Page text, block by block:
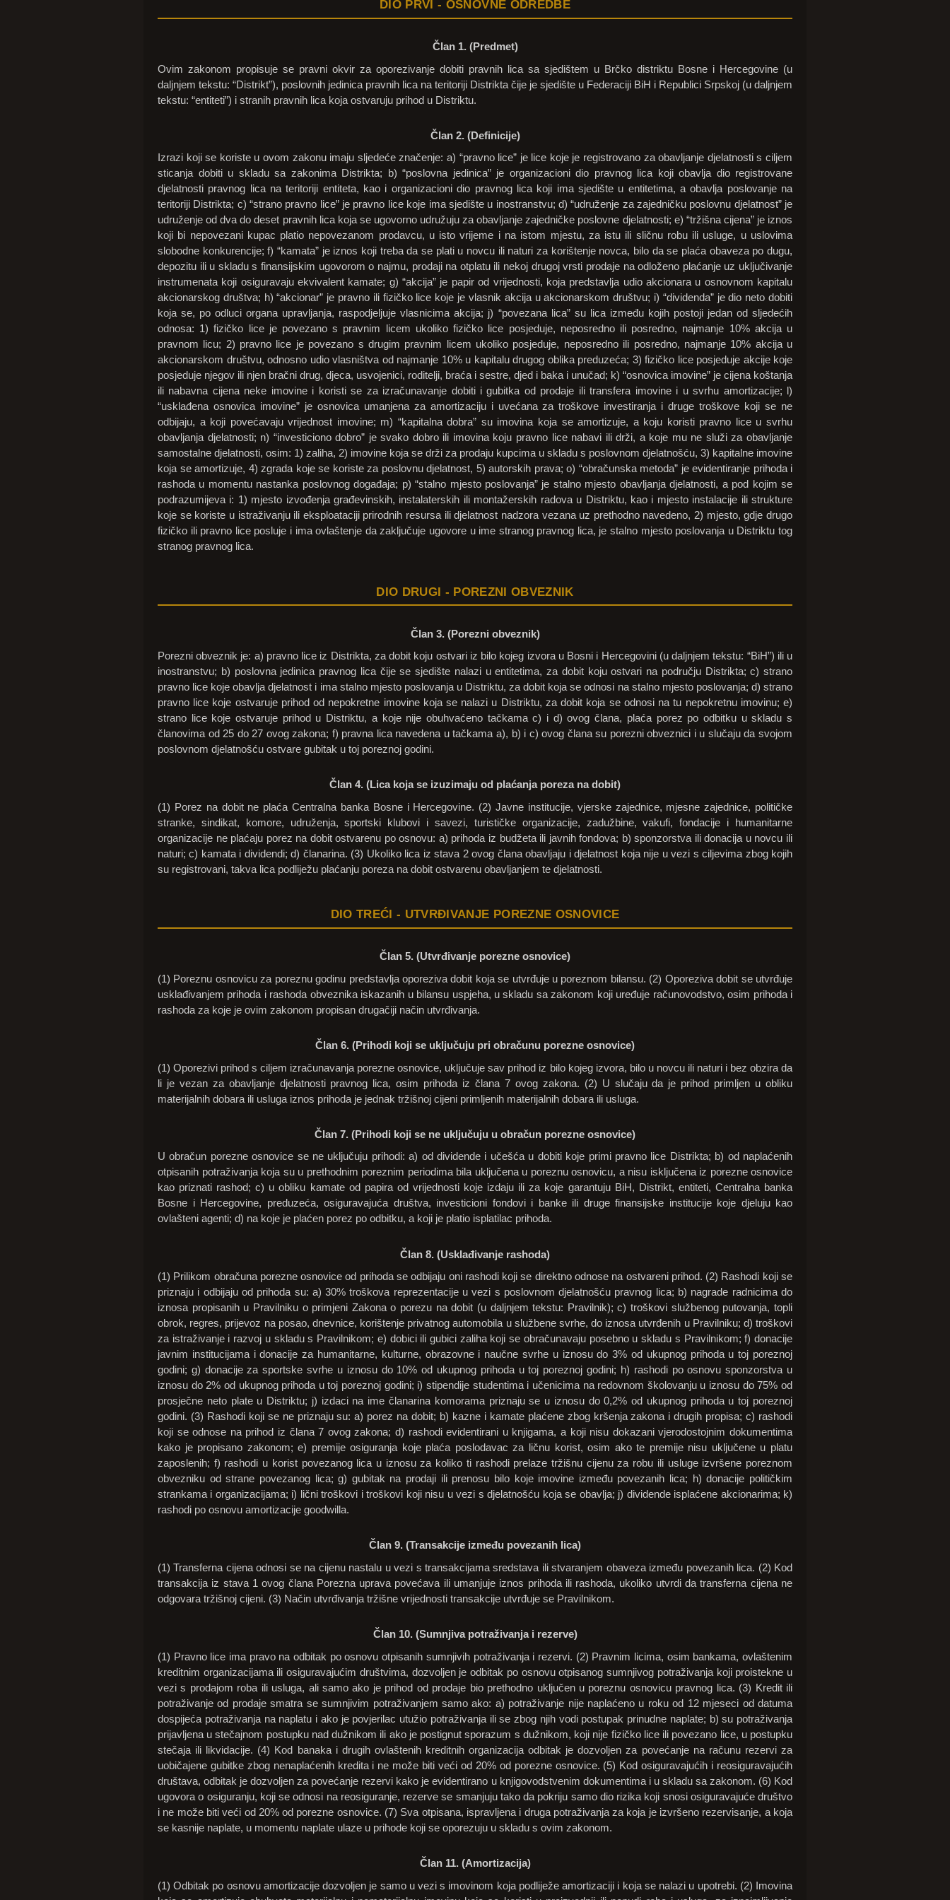
DIO PRVI - OSNOVNE ODREDBE
Član 1. (Predmet)
Ovim zakonom propisuje se pravni okvir za oporezivanje dobiti pravnih lica sa sjedištem u Brčko distriktu Bosne i Hercegovine (u
daljnjem tekstu: “Distrikt”), poslovnih jedinica pravnih lica na teritoriji Distrikta čije je sjedište u Federaciji BiH i Republici Srpskoj (u daljnjem
tekstu: “entiteti”) i stranih pravnih lica koja ostvaruju prihod u Distriktu.
Član 2. (Definicije)
Izrazi koji se koriste u ovom zakonu imaju sljedeće značenje: a) “pravno lice” je lice koje je registrovano za obavljanje djelatnosti s ciljem
sticanja dobiti u skladu sa zakonima Distrikta; b) “poslovna jedinica” je organizacioni dio pravnog lica koji obavlja dio registrovane
djelatnosti pravnog lica na teritoriji entiteta, kao i organizacioni dio pravnog lica koji ima sjedište u entitetima, a obavlja poslovanje na
teritoriji Distrikta; c) “strano pravno lice” je pravno lice koje ima sjedište u inostranstvu; d) “udruženje za zajedničku poslovnu djelatnost” je
udruženje od dva do deset pravnih lica koja se ugovorno udružuju za obavljanje zajedničke poslovne djelatnosti; e) “tržišna cijena” je iznos
koji bi nepovezani kupac platio nepovezanom prodavcu, u isto vrijeme i na istom mjestu, za istu ili sličnu robu ili usluge, u uslovima
slobodne konkurencije; f) “kamata” je iznos koji treba da se plati u novcu ili naturi za korištenje novca, bilo da se plaća obaveza po dugu,
depozitu ili u skladu s finansijskim ugovorom o najmu, prodaji na otplatu ili nekoj drugoj vrsti prodaje na odloženo plaćanje uz uključivanje
instrumenata koji osiguravaju ekvivalent kamate; g) “akcija” je papir od vrijednosti, koja predstavlja udio akcionara u osnovnom kapitalu
akcionarskog društva; h) “akcionar” je pravno ili fizičko lice koje je vlasnik akcija u akcionarskom društvu; i) “dividenda” je dio neto dobiti
koja se, po odluci organa upravljanja, raspodjeljuje vlasnicima akcija; j) “povezana lica” su lica između kojih postoji jedan od sljedećih
odnosa: 1) fizičko lice je povezano s pravnim licem ukoliko fizičko lice posjeduje, neposredno ili posredno, najmanje 10% akcija u
pravnom licu; 2) pravno lice je povezano s drugim pravnim licem ukoliko posjeduje, neposredno ili posredno, najmanje 10% akcija u
akcionarskom društvu, odnosno udio vlasništva od najmanje 10% u kapitalu drugog oblika preduzeća; 3) fizičko lice posjeduje akcije koje
posjeduje njegov ili njen bračni drug, djeca, usvojenici, roditelji, braća i sestre, djed i baka i unučad; k) “osnovica imovine” je cijena koštanja
ili nabavna cijena neke imovine i koristi se za izračunavanje dobiti i gubitka od prodaje ili transfera imovine i u svrhu amortizacije; l)
“usklađena osnovica imovine” je osnovica umanjena za amortizaciju i uvećana za troškove investiranja i druge troškove koji se ne
odbijaju, a koji povećavaju vrijednost imovine; m) “kapitalna dobra” su imovina koja se amortizuje, a koju koristi pravno lice u svrhu
obavljanja djelatnosti; n) “investiciono dobro” je svako dobro ili imovina koju pravno lice nabavi ili drži, a koje mu ne služi za obavljanje
samostalne djelatnosti, osim: 1) zaliha, 2) imovine koja se drži za prodaju kupcima u skladu s poslovnom djelatnošću, 3) kapitalne imovine
koja se amortizuje, 4) zgrada koje se koriste za poslovnu djelatnost, 5) autorskih prava; o) “obračunska metoda” je evidentiranje prihoda i
rashoda u momentu nastanka poslovnog događaja; p) “stalno mjesto poslovanja” je stalno mjesto obavljanja djelatnosti, a pod kojim se
podrazumijeva i: 1) mjesto izvođenja građevinskih, instalaterskih ili montažerskih radova u Distriktu, kao i mjesto instalacije ili strukture
koje se koriste u istraživanju ili eksploataciji prirodnih resursa ili djelatnost nadzora vezana uz prethodno navedeno, 2) mjesto, gdje drugo
fizičko ili pravno lice posluje i ima ovlaštenje da zaključuje ugovore u ime stranog pravnog lica, je stalno mjesto poslovanja u Distriktu tog
stranog pravnog lica.
DIO DRUGI - POREZNI OBVEZNIK
Član 3. (Porezni obveznik)
Porezni obveznik je: a) pravno lice iz Distrikta, za dobit koju ostvari iz bilo kojeg izvora u Bosni i Hercegovini (u daljnjem tekstu: “BiH”) ili u
inostranstvu; b) poslovna jedinica pravnog lica čije se sjedište nalazi u entitetima, za dobit koju ostvari na području Distrikta; c) strano
pravno lice koje obavlja djelatnost i ima stalno mjesto poslovanja u Distriktu, za dobit koja se odnosi na stalno mjesto poslovanja; d) strano
pravno lice koje ostvaruje prihod od nepokretne imovine koja se nalazi u Distriktu, za dobit koja se odnosi na tu nepokretnu imovinu; e)
strano lice koje ostvaruje prihod u Distriktu, a koje nije obuhvaćeno tačkama c) i d) ovog člana, plaća porez po odbitku u skladu s
članovima od 25 do 27 ovog zakona; f) pravna lica navedena u tačkama a), b) i c) ovog člana su porezni obveznici i u slučaju da svojom
poslovnom djelatnošću ostvare gubitak u toj poreznoj godini.
Član 4. (Lica koja se izuzimaju od plaćanja poreza na dobit)
(1) Porez na dobit ne plaća Centralna banka Bosne i Hercegovine. (2) Javne institucije, vjerske zajednice, mjesne zajednice, političke
stranke, sindikat, komore, udruženja, sportski klubovi i savezi, turističke organizacije, zadužbine, vakufi, fondacije i humanitarne
organizacije ne plaćaju porez na dobit ostvarenu po osnovu: a) prihoda iz budžeta ili javnih fondova; b) sponzorstva ili donacija u novcu ili
naturi; c) kamata i dividendi; d) članarina. (3) Ukoliko lica iz stava 2 ovog člana obavljaju i djelatnost koja nije u vezi s ciljevima zbog kojih
su registrovani, takva lica podliježu plaćanju poreza na dobit ostvarenu obavljanjem te djelatnosti.
DIO TREĆI - UTVRĐIVANJE POREZNE OSNOVICE
Član 5. (Utvrđivanje porezne osnovice)
(1) Poreznu osnovicu za poreznu godinu predstavlja oporeziva dobit koja se utvrđuje u poreznom bilansu. (2) Oporeziva dobit se utvrđuje
usklađivanjem prihoda i rashoda obveznika iskazanih u bilansu uspjeha, u skladu sa zakonom koji uređuje računovodstvo, osim prihoda i
rashoda za koje je ovim zakonom propisan drugačiji način utvrđivanja.
Član 6. (Prihodi koji se uključuju pri obračunu porezne osnovice)
(1) Oporezivi prihod s ciljem izračunavanja porezne osnovice, uključuje sav prihod iz bilo kojeg izvora, bilo u novcu ili naturi i bez obzira da
li je vezan za obavljanje djelatnosti pravnog lica, osim prihoda iz člana 7 ovog zakona. (2) U slučaju da je prihod primljen u obliku
materijalnih dobara ili usluga iznos prihoda je jednak tržišnoj cijeni primljenih materijalnih dobara ili usluga.
Član 7. (Prihodi koji se ne uključuju u obračun porezne osnovice)
U obračun porezne osnovice se ne uključuju prihodi: a) od dividende i učešća u dobiti koje primi pravno lice Distrikta; b) od naplaćenih
otpisanih potraživanja koja su u prethodnim poreznim periodima bila uključena u poreznu osnovicu, a nisu isključena iz porezne osnovice
kao priznati rashod; c) u obliku kamate od papira od vrijednosti koje izdaju ili za koje garantuju BiH, Distrikt, entiteti, Centralna banka
Bosne i Hercegovine, preduzeća, osiguravajuća društva, investicioni fondovi i banke ili druge finansijske institucije koje djeluju kao
ovlašteni agenti; d) na koje je plaćen porez po odbitku, a koji je platio isplatilac prihoda.
Član 8. (Usklađivanje rashoda)
(1) Prilikom obračuna porezne osnovice od prihoda se odbijaju oni rashodi koji se direktno odnose na ostvareni prihod. (2) Rashodi koji se
priznaju i odbijaju od prihoda su: a) 30% troškova reprezentacije u vezi s poslovnom djelatnošću pravnog lica; b) nagrade radnicima do
iznosa propisanih u Pravilniku o primjeni Zakona o porezu na dobit (u daljnjem tekstu: Pravilnik); c) troškovi službenog putovanja, topli
obrok, regres, prijevoz na posao, dnevnice, korištenje privatnog automobila u službene svrhe, do iznosa utvrđenih u Pravilniku; d) troškovi
za istraživanje i razvoj u skladu s Pravilnikom; e) dobici ili gubici zaliha koji se obračunavaju posebno u skladu s Pravilnikom; f) donacije
javnim institucijama i donacije za humanitarne, kulturne, obrazovne i naučne svrhe u iznosu do 3% od ukupnog prihoda u toj poreznoj
godini; g) donacije za sportske svrhe u iznosu do 10% od ukupnog prihoda u toj poreznoj godini; h) rashodi po osnovu sponzorstva u
iznosu do 2% od ukupnog prihoda u toj poreznoj godini; i) stipendije studentima i učenicima na redovnom školovanju u iznosu do 75% od
prosječne neto plate u Distriktu; j) izdaci na ime članarina komorama priznaju se u iznosu do 0,2% od ukupnog prihoda u toj poreznoj
godini. (3) Rashodi koji se ne priznaju su: a) porez na dobit; b) kazne i kamate plaćene zbog kršenja zakona i drugih propisa; c) rashodi
koji se odnose na prihod iz člana 7 ovog zakona; d) rashodi evidentirani u knjigama, a koji nisu dokazani vjerodostojnim dokumentima
kako je propisano zakonom; e) premije osiguranja koje plaća poslodavac za ličnu korist, osim ako te premije nisu uključene u platu
zaposlenih; f) rashodi u korist povezanog lica u iznosu za koliko ti rashodi prelaze tržišnu cijenu za robu ili usluge izvršene poreznom
obvezniku od strane povezanog lica; g) gubitak na prodaji ili prenosu bilo koje imovine između povezanih lica; h) donacije političkim
strankama i organizacijama; i) lični troškovi i troškovi koji nisu u vezi s djelatnošću koja se obavlja; j) dividende isplaćene akcionarima; k)
rashodi po osnovu amortizacije goodwilla.
Član 9. (Transakcije između povezanih lica)
(1) Transferna cijena odnosi se na cijenu nastalu u vezi s transakcijama sredstava ili stvaranjem obaveza između povezanih lica. (2) Kod
transakcija iz stava 1 ovog člana Porezna uprava povećava ili umanjuje iznos prihoda ili rashoda, ukoliko utvrdi da transferna cijena ne
odgovara tržišnoj cijeni. (3) Način utvrđivanja tržišne vrijednosti transakcije utvrđuje se Pravilnikom.
Član 10. (Sumnjiva potraživanja i rezerve)
(1) Pravno lice ima pravo na odbitak po osnovu otpisanih sumnjivih potraživanja i rezervi. (2) Pravnim licima, osim bankama, ovlaštenim
kreditnim organizacijama ili osiguravajućim društvima, dozvoljen je odbitak po osnovu otpisanog sumnjivog potraživanja koji proistekne u
vezi s prodajom roba ili usluga, ali samo ako je prihod od prodaje bio prethodno uključen u poreznu osnovicu pravnog lica. (3) Kredit ili
potraživanje od prodaje smatra se sumnjivim potraživanjem samo ako: a) potraživanje nije naplaćeno u roku od 12 mjeseci od datuma
dospijeća potraživanja na naplatu i ako je povjerilac utužio potraživanja ili se zbog njih vodi postupak prinudne naplate; b) su potraživanja
prijavljena u stečajnom postupku nad dužnikom ili ako je postignut sporazum s dužnikom, koji nije fizičko lice ili povezano lice, u postupku
stečaja ili likvidacije. (4) Kod banaka i drugih ovlaštenih kreditnih organizacija odbitak je dozvoljen za povećanje na računu rezervi za
uobičajene gubitke zbog nenaplaćenih kredita i ne može biti veći od 20% od porezne osnovice. (5) Kod osiguravajućih i reosiguravajućih
društava, odbitak je dozvoljen za povećanje rezervi kako je evidentirano u knjigovodstvenim dokumentima i u skladu sa zakonom. (6) Kod
ugovora o osiguranju, koji se odnosi na reosiguranje, rezerve se smanjuju tako da pokriju samo dio rizika koji snosi osiguravajuće društvo
i ne može biti veći od 20% od porezne osnovice. (7) Sva otpisana, ispravljena i druga potraživanja za koja je izvršeno rezervisanje, a koja
se kasnije naplate, u momentu naplate ulaze u prihode koji se oporezuju u skladu s ovim zakonom.
Član 11. (Amortizacija)
(1) Odbitak po osnovu amortizacije dozvoljen je samo u vezi s imovinom koja podliježe amortizaciji i koja se nalazi u upotrebi. (2) Imovina